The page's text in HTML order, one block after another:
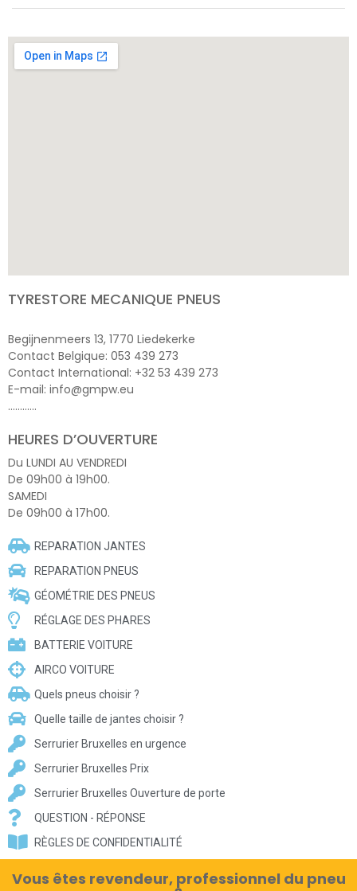
TYRESTORE MECANIQUE PNEUS
Begijnenmeers 13, 1770 Liedekerke
Contact Belgique: 053 439 273
Contact International: +32 53 439 273
E-mail: info@gmpw.eu
…………
HEURES D’OUVERTURE
Du LUNDI AU VENDREDI
De 09h00 à 19h00.
SAMEDI
De 09h00 à 17h00.
REPARATION JANTES
REPARATION PNEUS
GÉOMÉTRIE DES PNEUS
RÉGLAGE DES PHARES
BATTERIE VOITURE
AIRCO VOITURE
Quels pneus choisir ?
Quelle taille de jantes choisir ?
Serrurier Bruxelles en urgence
Serrurier Bruxelles Prix
Serrurier Bruxelles Ouverture de porte
QUESTION - RÉPONSE
RÈGLES DE CONFIDENTIALITÉ
Vous êtes revendeur, professionnel du pneu